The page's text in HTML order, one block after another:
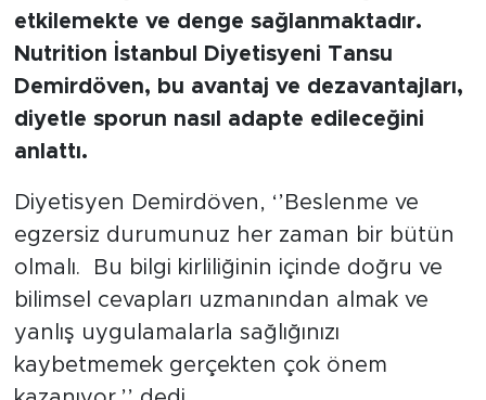
etkilemekte ve denge sağlanmaktadır.
Nutrition İstanbul Diyetisyeni Tansu
Demirdöven, bu avantaj ve dezavantajları,
diyetle sporun nasıl adapte edileceğini
anlattı.
Diyetisyen Demirdöven, ‘’Beslenme ve
egzersiz durumunuz her zaman bir bütün
olmalı. Bu bilgi kirliliğinin içinde doğru ve
bilimsel cevapları uzmanından almak ve
yanlış uygulamalarla sağlığınızı
kaybetmemek gerçekten çok önem